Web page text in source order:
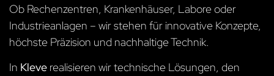
Ob Rechenzentren, Krankenhäuser, Labore oder
Industrieanlagen – wir stehen für innovative Konzepte,
höchste Präzision und nachhaltige Technik.
In Kleve realisieren wir technische Lösungen, den